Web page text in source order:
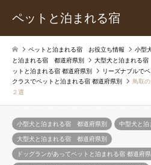
ペットと泊まれる宿
ペットと泊まれる宿 お役立ち情報 小型
と泊まれる宿 都道府県別
大型犬と泊まれる
ットと泊まれる宿 都道府県別
リーズナブルで
クラスでペットと泊まれる宿 都道府県別
鳥取
２選
小型犬と泊まれる宿 都道府県別 中型犬と
大型犬と泊まれる宿 都道府県別
ドッグランがあってペットと泊まれる宿 都道府県